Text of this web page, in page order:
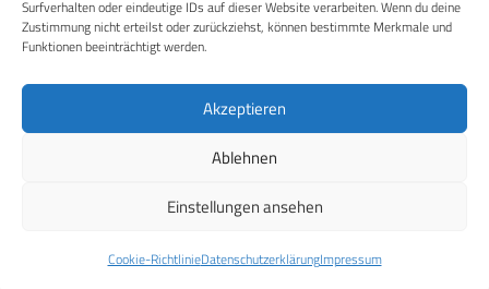
Surfverhalten oder eindeutige IDs auf dieser Website verarbeiten. Wenn du deine
Zustimmung nicht erteilst oder zurückziehst, können bestimmte Merkmale und
Funktionen beeinträchtigt werden.
Akzeptieren
Ablehnen
Einstellungen ansehen
Cookie-RichtlinieDatenschutzerklärungImpressum
Datenschutzerklärung
Cookie-Richtlinie (EU)
© 2026 CPM GmbH – Alle Rechte vorbehalten